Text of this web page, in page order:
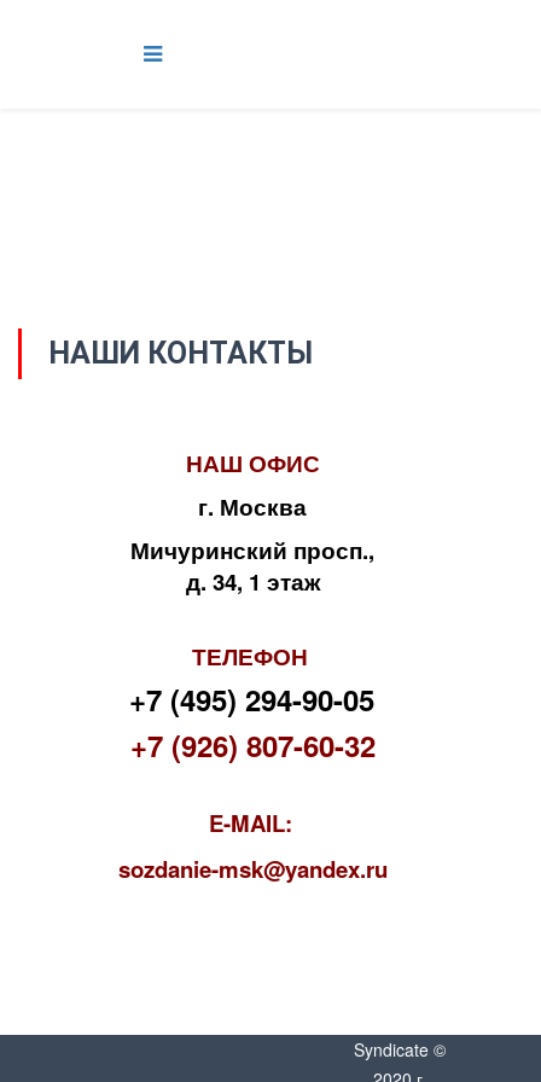
НАШИ КОНТАКТЫ
НАШ ОФИС
г. Москва
Мичуринский просп.,
д. 34, 1 этаж
ТЕЛЕФОН
+7 (495) 294-90-05
+7 (926) 807-60-32
E-MAIL:
sozdanie-msk@yandex.ru
Syndicate ©